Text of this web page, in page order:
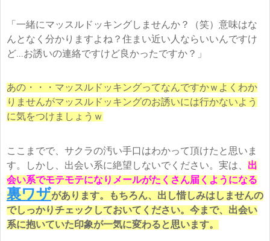
「一緒にマッスルドッキングしませんか？（笑）意味はな
んとなく分かりますよね？住まい近い人ならいいんですけ
ど…お誘いの連絡ですけど良かったですか？」
あの・・・マッスルドッキングってなんですかｗよくわか
りませんがマッスルドッキングのお誘いには行かないよう
に気をつけましょうｗ
ここまでで、サクラの汚い手口はわかって頂けたと思いま
す。しかし、出会い系に絶望しないでください。実は、 出
会い系でモテモテになりメールがたくさん届くようになる
裏ワザがあります。もちろん、出し惜しみはしませんの
でしっかりチェックしておいてください。今まで、出会い
系に抱いていた印象が一気に変わると思います。